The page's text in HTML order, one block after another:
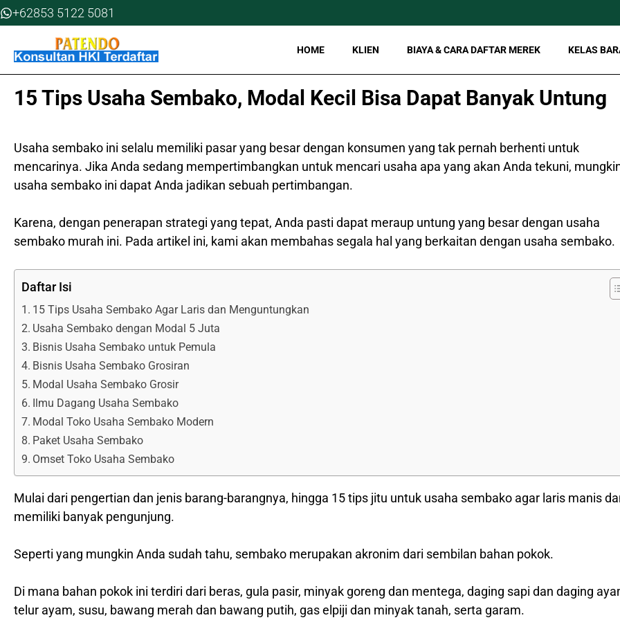
Skip
to
+62853 5122 5081
HOME KLIEN BIAYA & CARA DAFTAR MEREK KELAS
15 Tips Usaha Sembako, Modal Kecil Bisa Dapat Banyak Untung
Usaha sembako ini selalu memiliki pasar yang besar dengan konsumen yang tak pernah berhenti untuk
mencarinya. Jika Anda sedang mempertimbangkan untuk mencari usaha apa yang akan Anda tekuni,
usaha sembako ini dapat Anda jadikan sebuah pertimbangan.
Karena, dengan penerapan strategi yang tepat, Anda pasti dapat meraup untung yang besar dengan usaha
sembako murah ini. Pada artikel ini, kami akan membahas segala hal yang berkaitan dengan usaha sembako.
Daftar Isi
15 Tips Usaha Sembako Agar Laris dan Menguntungkan
Usaha Sembako dengan Modal 5 Juta
Bisnis Usaha Sembako untuk Pemula
Bisnis Usaha Sembako Grosiran
Modal Usaha Sembako Grosir
Ilmu Dagang Usaha Sembako
Modal Toko Usaha Sembako Modern
Paket Usaha Sembako
Omset Toko Usaha Sembako
Mulai dari pengertian dan jenis barang-barangnya, hingga 15 tips jitu untuk usaha sembako agar laris manis
memiliki banyak pengunjung.
Seperti yang mungkin Anda sudah tahu, sembako merupakan akronim dari sembilan bahan pokok.
Di mana bahan pokok ini terdiri dari beras, gula pasir, minyak goreng dan mentega, daging sapi dan daging
telur ayam, susu, bawang merah dan bawang putih, gas elpiji dan minyak tanah, serta garam.